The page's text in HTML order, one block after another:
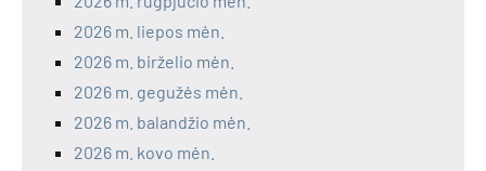
2026 m. liepos mėn.
2026 m. birželio mėn.
2026 m. gegužės mėn.
2026 m. balandžio mėn.
2026 m. kovo mėn.